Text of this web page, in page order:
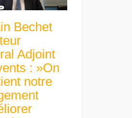
Bechet
Adjoint
: »On
notre